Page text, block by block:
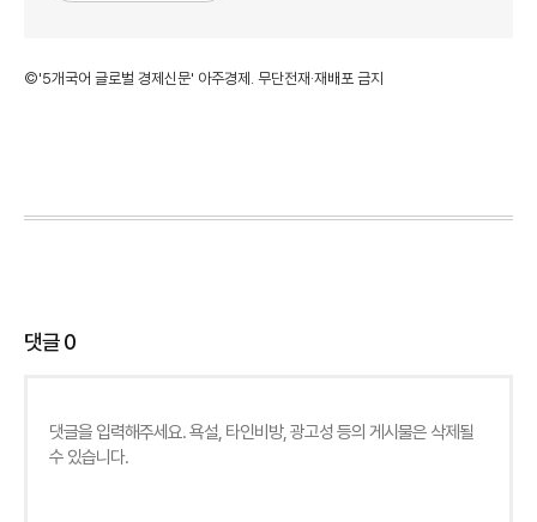
©'5개국어 글로벌 경제신문' 아주경제. 무단전재·재배포 금지
댓글0